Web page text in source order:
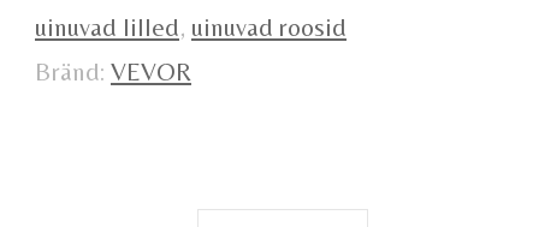
uinuvad lilled, uinuvad roosid
Bränd: VEVOR